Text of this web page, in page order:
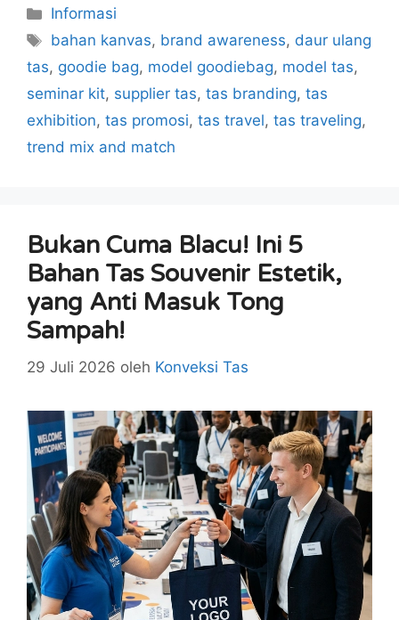
Kategori
Informasi
Tag
bahan kanvas, brand awareness, daur ulang
tas, goodie bag, model goodiebag, model tas,
seminar kit, supplier tas, tas branding, tas
exhibition, tas promosi, tas travel, tas traveling,
trend mix and match
Bukan Cuma Blacu! Ini 5
Bahan Tas Souvenir Estetik,
yang Anti Masuk Tong
Sampah!
29 Juli 2026 oleh Konveksi Tas